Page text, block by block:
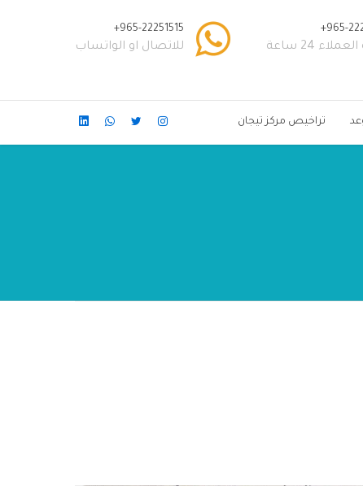
965-
24 ساعة
965-22251515+
للاتصال او الواتساب
تراخيص مركز تيجان